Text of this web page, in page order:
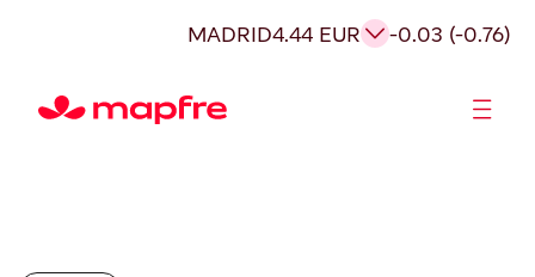
MADRID4.44 EUR -0.03 (-0.76)